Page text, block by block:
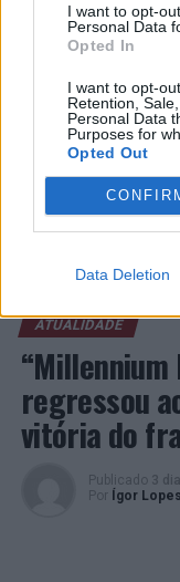
I want to opt-
Personal Data
Opted In
I want to opt-
Retention,
Personal Data
Purposes for
Opted Out
Data Deletion
De acordo com o
em um ambiente
informações e
ele, essa diferença
pré-frontal,
executivo.
O pesquisador
cérebro,
tarefas inacabadas
aumentam a
prolongado pode
prejudicar o
evidências de que
ATUALIDADE
“Millennium
regressou
vitória do
Publicado 3
Por
Ígor Lopes